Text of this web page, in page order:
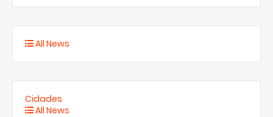
All News
Cidades
All News